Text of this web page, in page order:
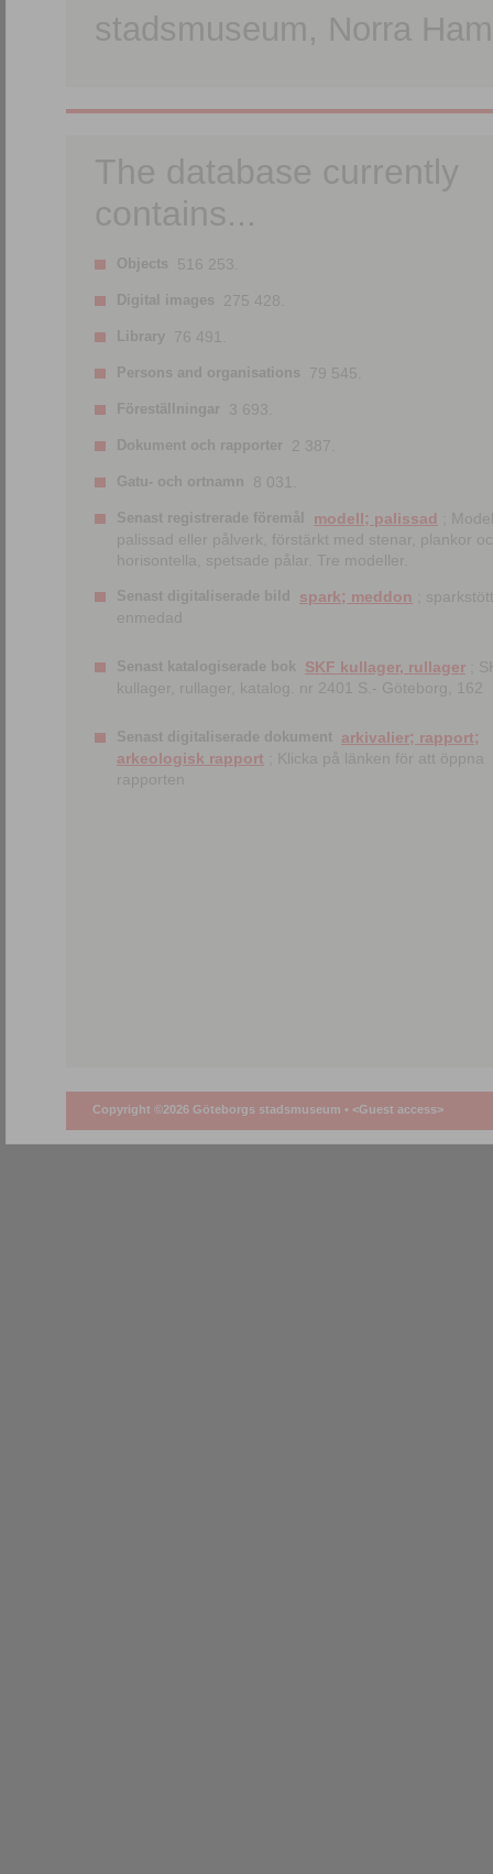
stadsmuseum, Norra
The database currently
contains...
Objects 516 253.
Digital images 275 428.
Library 76 491.
Persons and organisations 79 545.
Föreställningar 3 693.
Dokument och rapporter 2 387.
Gatu- och ortnamn 8 031.
Senast registrerade föremål modell; palissad
;
palissad eller pålverk, förstärkt med stenar, plankor
horisontella, spetsade pålar. Tre modeller.
Senast digitaliserade bild spark; meddon ;
enmedad
Senast katalogiserade bok SKF kullager, rullager ;
kullager, rullager, katalog. nr 2401 S.- Göteborg, 162
Senast digitaliserade dokument arkivalier; rapport;
arkeologisk rapport ; Klicka på länken för att öppna
rapporten
Copyright ©2026 Göteborgs stadsmuseum • <Guest access>